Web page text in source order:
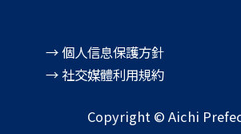
→ 個人信息保護方針
→ 社交媒體利用規約
Copyright © Aichi